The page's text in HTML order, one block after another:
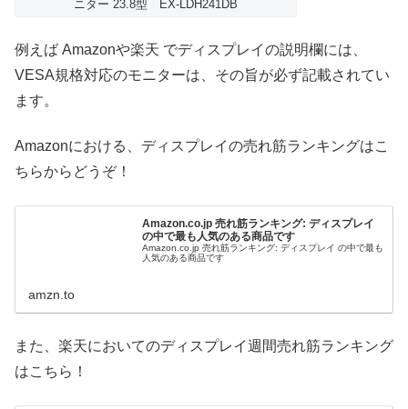
ニター 23.8型 EX-LDH241DB
例えば Amazonや楽天 でディスプレイの説明欄には、
VESA規格対応のモニターは、その旨が必ず記載されてい
ます。
Amazonにおける、ディスプレイの売れ筋ランキングはこ
ちらからどうぞ！
Amazon.co.jp 売れ筋ランキング: ディスプレイ
の中で最も人気のある商品です
Amazon.co.jp 売れ筋ランキング: ディスプレイ の中で最も
人気のある商品です
amzn.to
また、楽天においてのディスプレイ週間売れ筋ランキング
はこちら！